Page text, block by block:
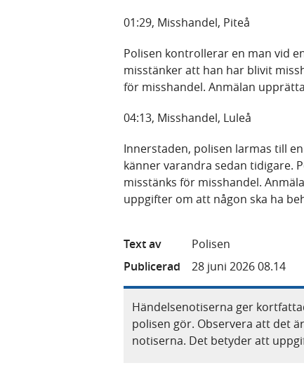
01:29, Misshandel, Piteå
Polisen kontrollerar en man vid
misstänker att han har blivit
för misshandel. Anmälan
04:13, Misshandel, Luleå
Innerstaden, polisen larmas till
känner varandra sedan tidigare.
misstänks för misshandel.
uppgifter om att någon ska ha
Text av
Polisen
Publicerad
28 juni 2026 08.14
Händelsenotiserna ger
polisen gör. Observera att det
notiserna. Det betyder att